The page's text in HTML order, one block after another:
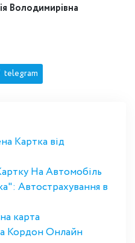
Картка від
На Автомобіль
Автострахування в
карта
Кордон Онлайн
Володимирівна
telegram